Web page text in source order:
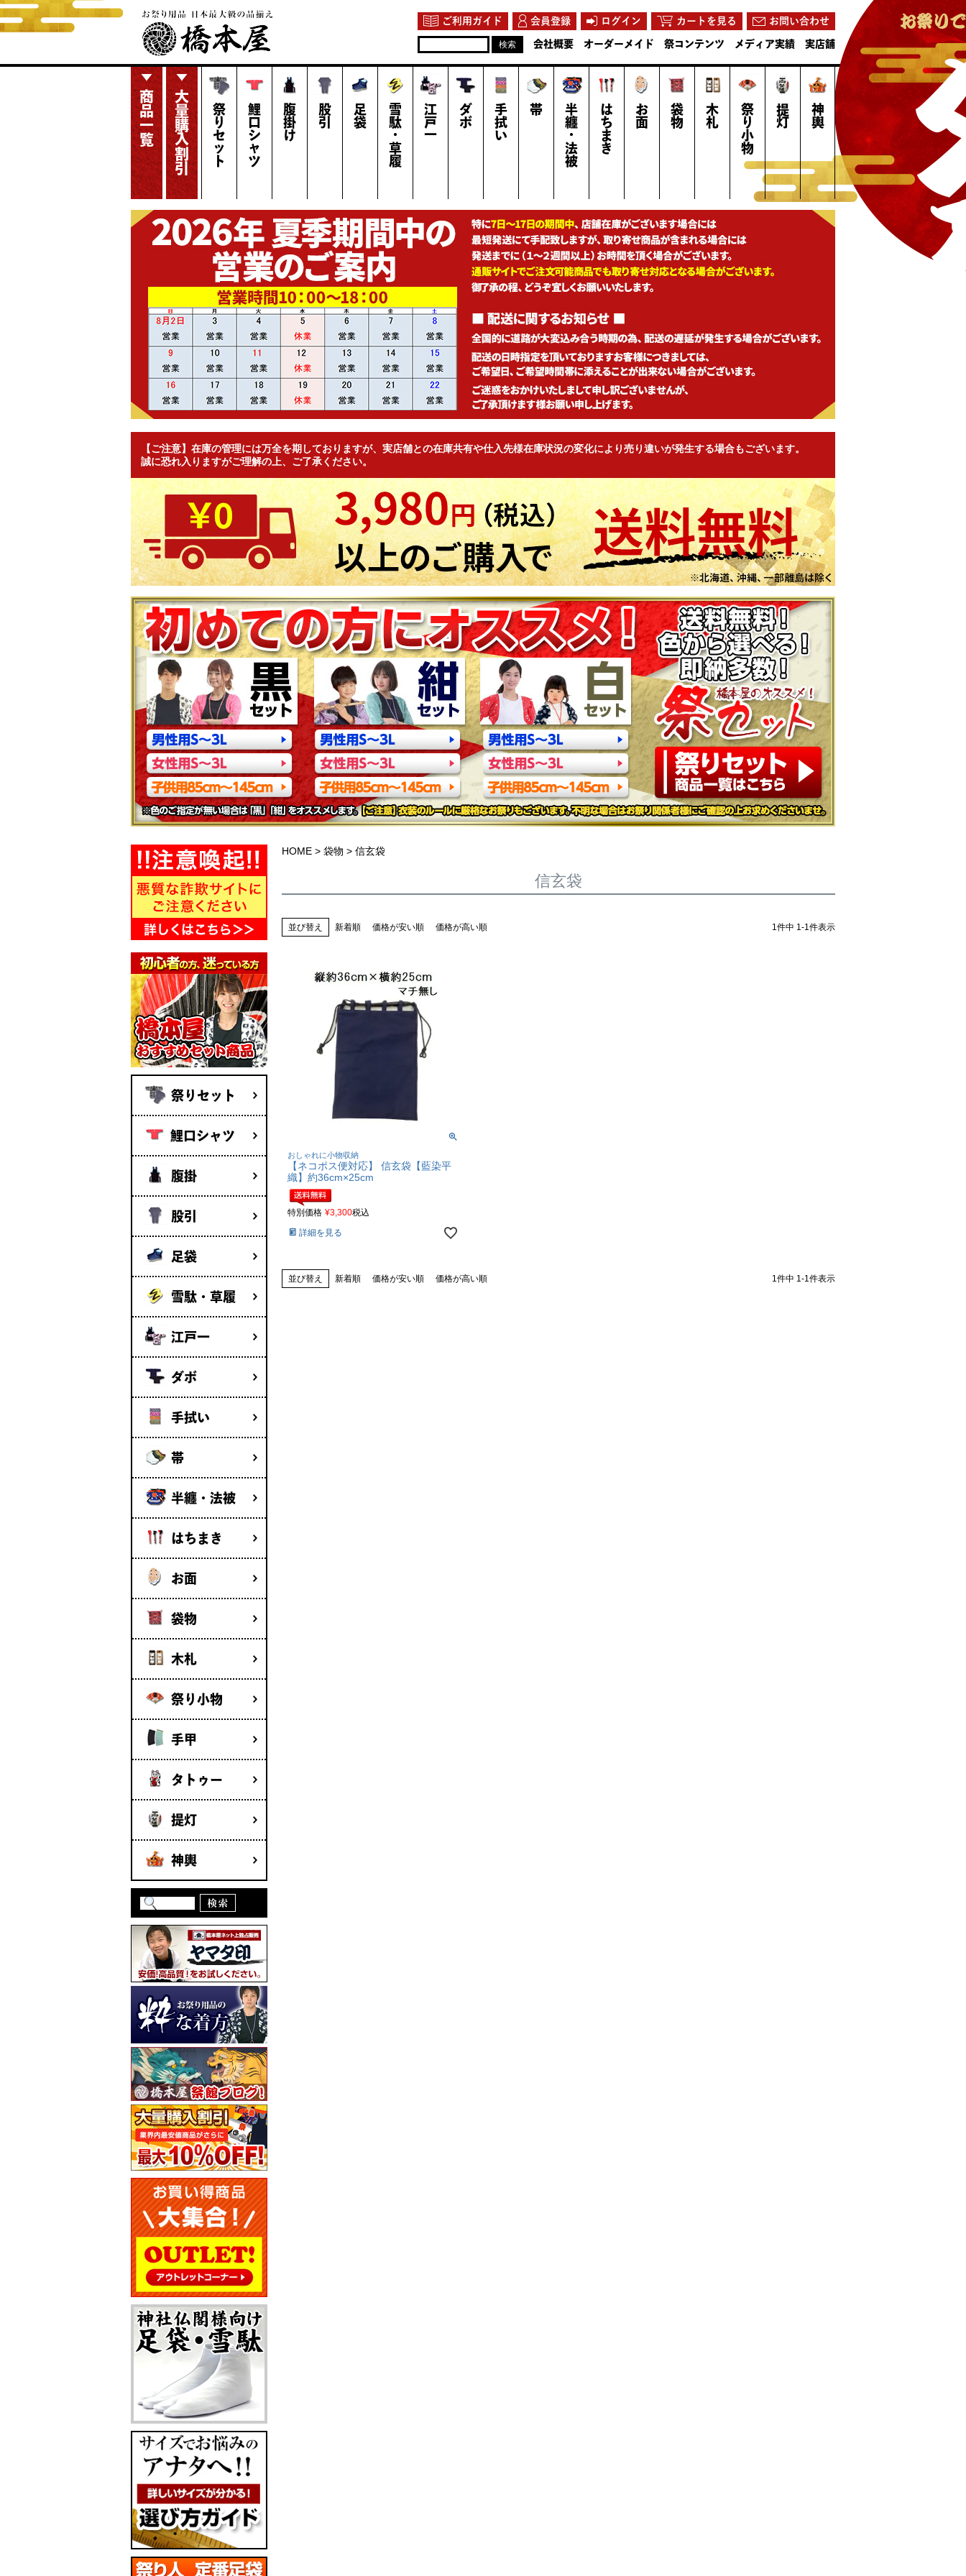
ご利用ガイド 会員登録 ログイン カートを見る お問い合わせ
会社概要 オーダーメイド 祭コンテンツ メディア実績 実店舗
商品一覧 大量購入割引 祭りセット 鯉口シャツ 腹掛け 股引 足袋 雪駄・草履 江戸一 ダボ 手拭い 帯 半纏・法被 はちまき お面 袋物 木札 祭り小物 提灯 神輿
【ご注意】在庫の管理には万全を期しておりますが、実店舗との在庫共有や仕入先様在庫状況の変化により売り違いが発生する場合もございます。
誠に恐れ入りますがご理解の上、ご了承ください。
祭りセット
鯉口シャツ
腹掛
股引
足袋
雪駄・草履
江戸一
ダボ
手拭い
帯
半纏・法被
はちまき
お面
袋物
木札
祭り小物
手甲
タトゥー
提灯
神輿
HOME 袋物 信玄袋
信玄袋
並び替え 新着順 価格が安い順 価格が高い順 1件中 1-1件表示
おしゃれに小物収納
【ネコポス便対応】 信玄袋【藍染平
織】約36cm×25cm
特別価格 ¥3,300税込
詳細を見る
並び替え 新着順 価格が安い順 価格が高い順 1件中 1-1件表示